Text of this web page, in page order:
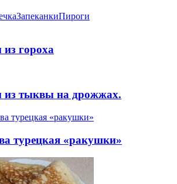
ЗапеканкиПироги
гороха
тыквы на дрожжах.
турецкая «ракушки»